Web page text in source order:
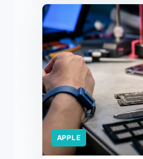
APPLE